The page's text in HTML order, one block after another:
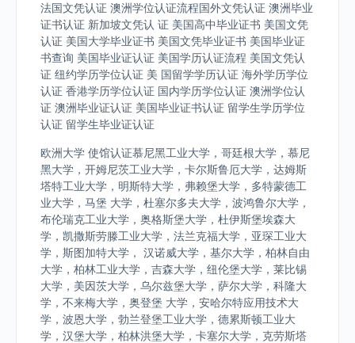
法国文凭认证 澳洲学位认证流程国外文凭认证 澳洲毕业
证书认证 新加坡文凭认 证 美国高中毕业证书 美国文凭
认证 美国大学毕业证书 美国文凭毕业证书 美国毕业证
书查询 美国毕业证认证 美国学历认证流程 美国文凭认
证 纽约学历学位认证 美 国留学学历认证 海外学历学位
认证 香港学历学位认证 国内学历学位认证 澳洲学位认
证 澳洲毕业证认证 美国毕业证书认证 留学生学历学位
认证 留学生毕业证认证
欧洲大学 使馆认证慕尼黑工业大学，哥廷根大学，慕尼
黑大学，开姆尼茨工业大学，卡尔斯鲁厄大学，达姆斯
塔特工业大学，明斯特大学，弗赖堡大学，多特蒙德工
业大学，马堡 大学，杜塞尔多夫大学，波鸿鲁尔大学，
布伦瑞克工业大学，奥格斯堡大学，杜伊斯堡埃森大
学，凯撒斯劳滕工业大学，法兰克福大学，亚琛工业大
学，斯图加特大学， 汉诺威大学，基尔大学，柏林自由
大学，柏林工业大学，吉森大学，纽伦堡大学，莱比锡
大学，美因茨大学，乌尔兹堡大学，萨尔大学，科隆大
学，不来梅大学，奥登堡 大学，安哈尔特应用技术大
学，波恩大学，勃兰登堡工业大学，德累斯顿工业大
学，汉堡大学，柏林洪堡大学，卡塞尔大学，克劳斯塔